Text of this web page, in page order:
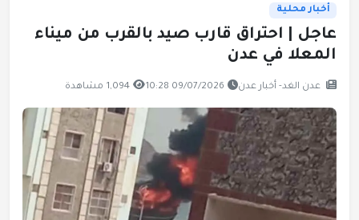
أخبار محلية
عاجل | احتراق قارب صيد بالقرب من ميناء
المعلا في عدن
عدن الغد- أخبار عدن 09/07/2026 10:28 1,094 مشاهدة